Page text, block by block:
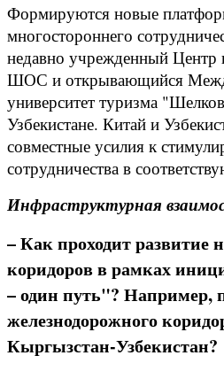
Формируются новые
многостороннего
недавно учрежденный Центр
ШОС и открывающийся
университет туризма
Узбекистане. Китай и
совместные усилия к
сотрудничества в
Инфраструктурная
– Как проходит развитие
коридоров в рамках
– один путь"? Например,
железнодорожного
Кыргызстан-Узбекистан?